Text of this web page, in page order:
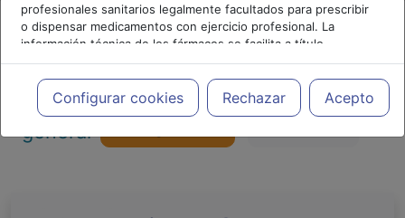
profesionales sanitarios legalmente facultados para prescribir
o dispensar medicamentos con ejercicio profesional. La
información técnica de los fármacos se facilita a título
meramente informativo, siendo responsabilidad de los
profesionales facultados prescribir medicamentos y decidir, en
cada caso concreto, el tratamiento más adecuado a las
necesidades del paciente.
Configurar cookies Rechazar Acepto
Actualidad y Artículos|Psicología
general